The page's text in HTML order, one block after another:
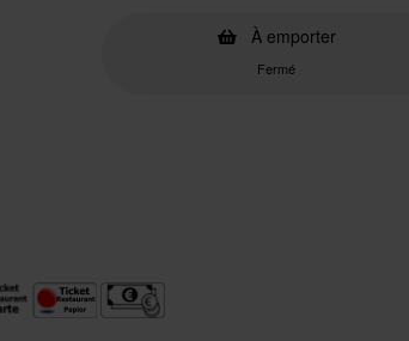
À emporter
Fermé